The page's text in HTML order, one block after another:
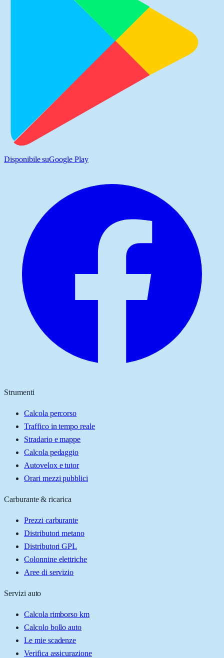
Disponibile suGoogle Play
Strumenti
Calcola percorso
Traffico in tempo reale
Stradario e mappe
Calcola pedaggio
Autovelox e tutor
Orari mezzi pubblici
Carburante & ricarica
Prezzi carburante
Distributori metano
Distributori GPL
Colonnine elettriche
Aree di servizio
Servizi auto
Calcola rimborso km
Calcolo bollo auto
Le mie scadenze
Verifica assicurazione